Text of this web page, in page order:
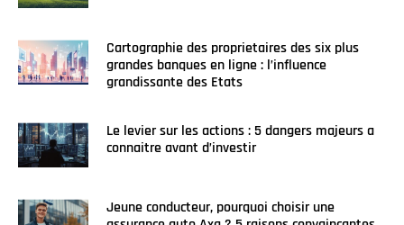
Cartographie des proprietaires des six plus
grandes banques en ligne : l’influence
grandissante des Etats
Le levier sur les actions : 5 dangers majeurs a
connaitre avant d’investir
Jeune conducteur, pourquoi choisir une